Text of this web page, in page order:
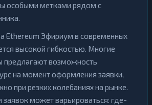
особыми метками рядом с
Ethereum Эфириум в современных
высокой гибкостью. Многие
предлагают возможность
на момент оформления заявки,
при резких колебаниях на рынке.
заявок может варьироваться: где-